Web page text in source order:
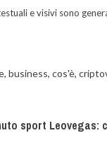
e visivi sono
, business, cos'è,
sport Leovegas: